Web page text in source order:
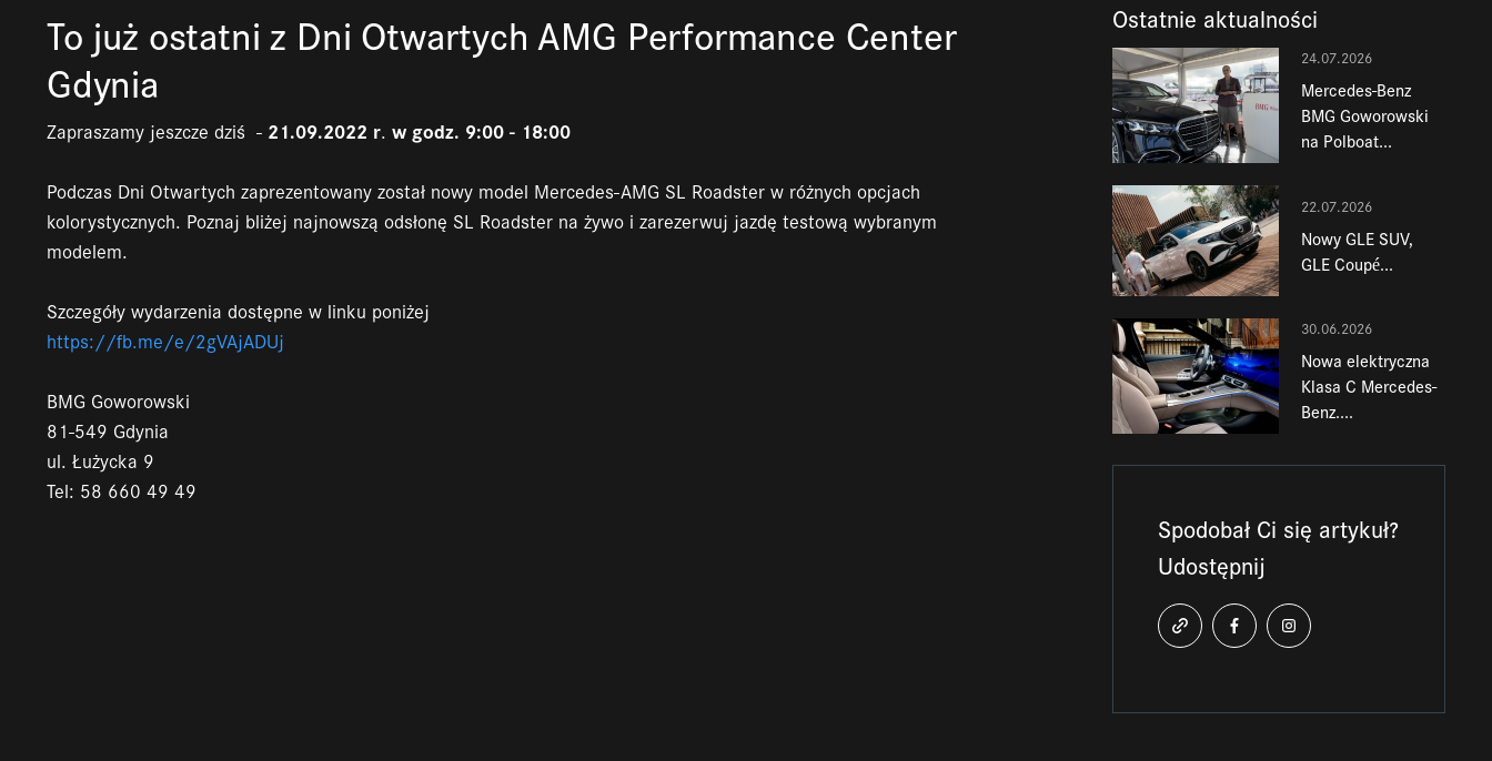
To już ostatni z Dni Otwartych AMG Performance Center
Gdynia
Zapraszamy jeszcze dziś - 21.09.2022 r. w godz. 9:00 - 18:00
Podczas Dni Otwartych zaprezentowany został nowy model Mercedes-AMG SL Roadster w różnych opcjach
kolorystycznych. Poznaj bliżej najnowszą odsłonę SL Roadster na żywo i zarezerwuj jazdę testową wybranym
modelem.
Szczegóły wydarzenia dostępne w linku poniżej
https://fb.me/e/2gVAjADUj
BMG Goworowski
81-549 Gdynia
ul. Łużycka 9
Tel: 58 660 49 49
Ostatnie aktualności
24.07.2026
Mercedes-Benz
BMG Goworowski
na Polboat...
22.07.2026
Nowy GLE SUV,
GLE Coupé...
30.06.2026
Nowa elektryczna
Klasa C Mercedes-
Benz....
Spodobał Ci się artykuł?
Udostępnij